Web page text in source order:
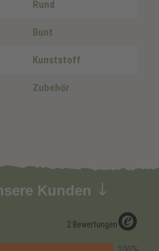
Rund
Bunt
Kunststoff
Zubehör
Kunden